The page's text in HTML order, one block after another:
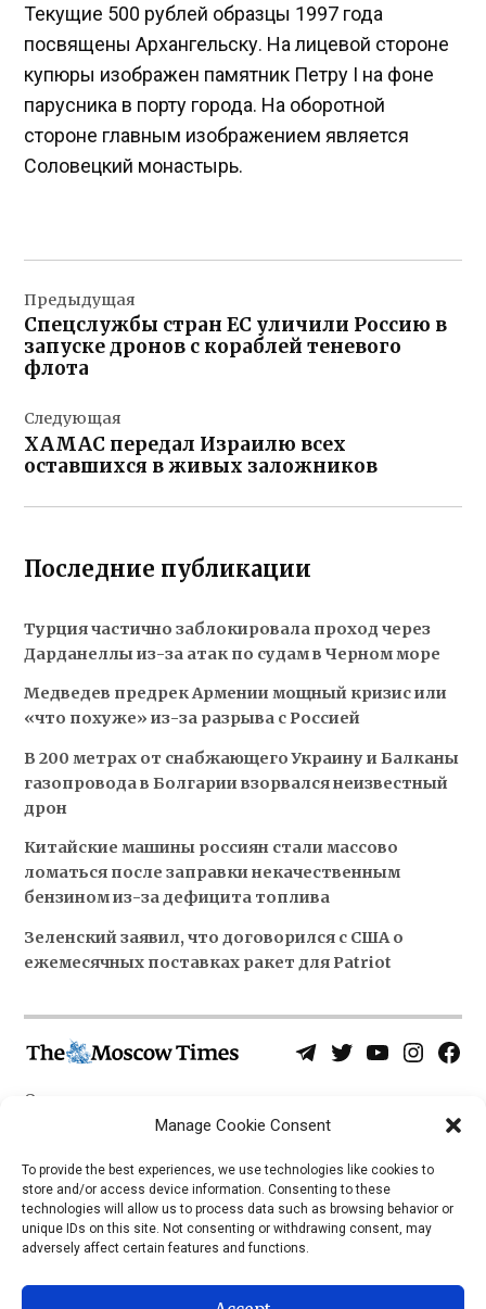
Manage Cookie Consent
To provide the best experiences, we use technologies like cookies to
store and/or access device information. Consenting to these
technologies will allow us to process data such as browsing behavior or
unique IDs on this site. Not consenting or withdrawing consent, may
adversely affect certain features and functions.
Текущие 500 рублей образцы 1997 года
посвящены Архангельску. На лицевой стороне
купюры изображен памятник Петру I на фоне
парусника в порту города. На оборотной
стороне главным изображением является
Соловецкий монастырь.
по
записям
Предыдущая
Спецслужбы стран ЕС уличили Россию в
запуске дронов с кораблей теневого
флота
Следующая
ХАМАС передал Израилю всех
оставшихся в живых заложников
Последние публикации
Турция частично заблокировала проход через
Дарданеллы из-за атак по судам в Черном море
Медведев предрек Армении мощный кризис или
«что похуже» из-за разрыва с Россией
В 200 метрах от снабжающего Украину и Балканы
газопровода в Болгарии взорвался неизвестный
дрон
Китайские машины россиян стали массово
ломаться после заправки некачественным
бензином из-за дефицита топлива
Зеленский заявил, что договорился с США о
ежемесячных поставках ракет для Patriot
Telegram
TwitterYouTubeInstagram
О нас
Политика конфиденциальности
iOS
Android